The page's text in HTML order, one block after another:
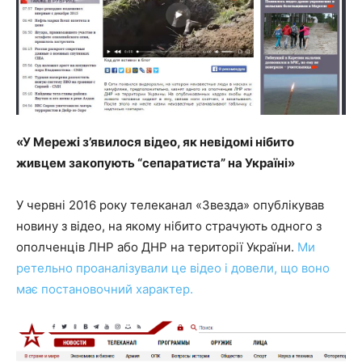
«У Мережі з’явилося відео, як невідомі нібито
живцем закопують “сепаратиста” на Україні»
У червні 2016 року телеканал «Звезда» опублікував
новину з відео, на якому нібито страчують одного з
ополченців ЛНР або ДНР на території України. Ми
ретельно проаналізували це відео і довели, що воно
має постановочний характер.